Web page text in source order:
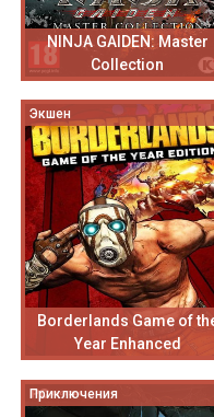
NINJA GAIDEN: Master
Collection
Экшен
Borderlands Game of
Year Enhanced
Приключения